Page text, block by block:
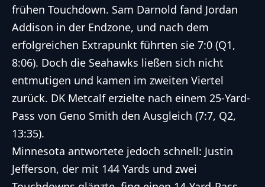
frühen Touchdown. Sam Darnold fand Jordan
Addison in der Endzone, und nach dem
erfolgreichen Extrapunkt führten sie 7:0 (Q1,
8:06). Doch die Seahawks ließen sich nicht
entmutigen und kamen im zweiten Viertel
zurück. DK Metcalf erzielte nach einem 25-Yard-
Pass von Geno Smith den Ausgleich (7:7, Q2,
13:35).
Minnesota antwortete jedoch schnell: Justin
Jefferson, der mit 144 Yards und zwei